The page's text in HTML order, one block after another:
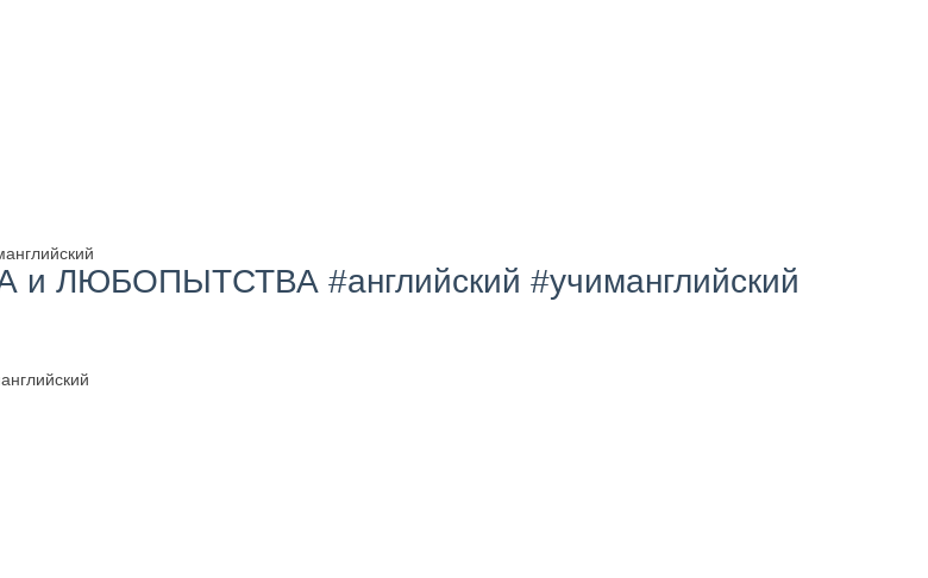
ЛЮБОПЫТСТВА #английский #учиманглийский